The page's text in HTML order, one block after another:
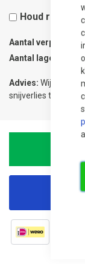
Houd
Aantal
Aantal lagen
Advies: Wij
snijverlies te